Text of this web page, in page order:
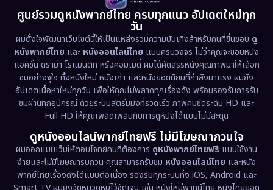
Disaster (13)
Disney+ (5)
Documentary สารคดี (94)
Drama ดราม่า (1,495)
Dystopian (17)
Emotional (61)
Epic มหากาพย์ (222)
1978
1974
1962
ศูนย์รวมดูหนังพากย์ไทย ครบทุกแนว อัปเดตใหม่ทุก
วัน
ผมตั้งใจพัฒนาเว็บไซต์นี้ให้เป็นแหล่งรวมความบันเทิงสำหรับคนที่ชื่นชอบ ดู
หนังพากย์ไทย และ หนังออนไลน์ไทย แบบครบวงจร ไม่ว่าคุณจะชอบหนัง
แอคชั่น ดราม่า โรแมนติก หรือคอมเมดี้ ผมได้คัดสรรหนังคุณภาพมาให้เลือก
ชมอย่างจุใจ ทั้งหนังใหม่ หนังเก่า และหนังยอดนิยมที่กำลังมาแรง ผมยัง
อัปเดตเนื้อหาใหม่ทุกวัน เพื่อให้คุณไม่พลาดทุกเรื่องดัง พร้อมรองรับการรับ
ชมผ่านทุกอุปกรณ์ ด้วยระบบสตรีมมิ่งที่รวดเร็ว ภาพคมชัดระดับ HD และ
Full HD ให้คุณเพลิดเพลินกับการดูหนังได้แบบไม่มีสะดุด
ดูหนังออนไลน์พากย์ไทยฟรี ไม่มีโฆษณากวนใจ
ผมออกแบบเว็บให้ตอบโจทย์คนที่ต้องการ ดูหนังพากย์ไทยฟรี แบบใช้งาน
ง่ายและไม่มีโฆษณารบกวน คุณสามารถรับชม หนังออนไลน์ไทย และหนัง
พากย์ไทยเรื่องดังได้แบบต่อเนื่อง รองรับทุกระบบทั้ง iOS, Android และ